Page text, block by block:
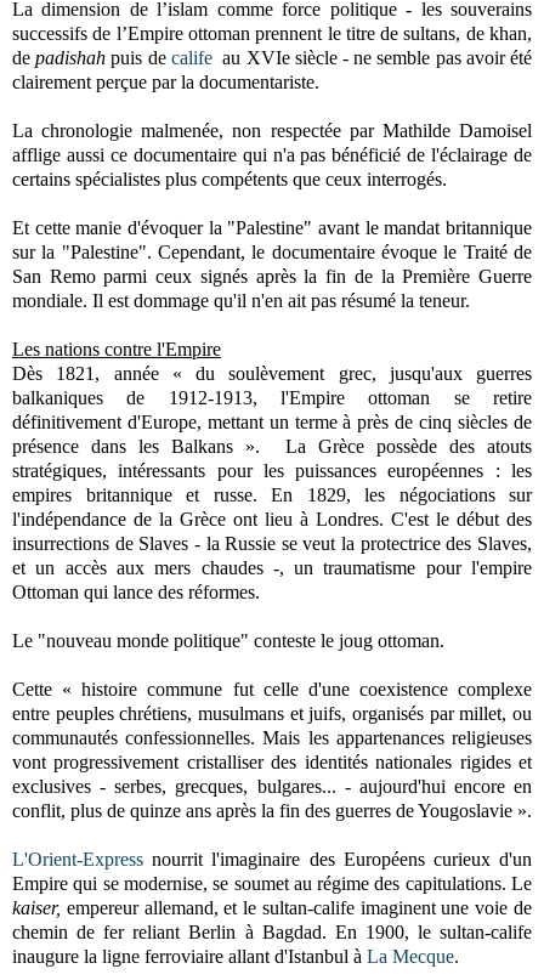
La dimension de l’islam comme force politique - les souverains
successifs de l’Empire ottoman prennent le titre de sultans, de khan,
depadishahpuis de calife au XVIe siècle - ne semble pas avoir été
clairement perçue par la documentariste.
La chronologie malmenée, non respectée par Mathilde Damoisel
afflige aussi ce documentaire qui n'a pas bénéficié de l'éclairage de
certains spécialistes plus compétents que ceux interrogés.
Et cette manie d'évoquer la "Palestine" avant le mandat britannique
sur la "Palestine". Cependant, le documentaire évoque le Traité de
San Remo parmi ceux signés après la fin de la Première Guerre
mondiale. Il est dommage qu'il n'en ait pas résumé la teneur.
Les nations contre l'Empire
Dès 1821, année « du soulèvement grec, jusqu'aux guerres
balkaniques de 1912-1913, l'Empire ottoman se retire
définitivement d'Europe, mettant un terme à près de cinq siècles de
présence dans les Balkans ». La Grèce possède des atouts
stratégiques, intéressants pour les puissances européennes : les
empires britannique et russe. En 1829, les négociations sur
l'indépendance de la Grèce ont lieu à Londres. C'est le début des
insurrections de Slaves - la Russie se veut la protectrice des Slaves,
et un accès aux mers chaudes -, un traumatisme pour l'empire
Ottoman qui lance des réformes.
Le "nouveau monde politique" conteste le joug ottoman.
Cette « histoire commune fut celle d'une coexistence complexe
entre peuples chrétiens, musulmans et juifs, organisés par millet, ou
communautés confessionnelles. Mais les appartenances religieuses
vont progressivement cristalliser des identités nationales rigides et
exclusives - serbes, grecques, bulgares... - aujourd'hui encore en
conflit, plus de quinze ans après la fin des guerres de Yougoslavie ».
L'Orient-Express nourrit l'imaginaire des Européens curieux d'un
Empire qui se modernise, se soumet au régime des capitulations. Le
kaiser, empereur allemand, et le sultan-calife imaginent une voie de
chemin de fer reliant Berlin à Bagdad. En 1900, le sultan-calife
inaugure la ligne ferroviaire allant d'Istanbul à La Mecque.